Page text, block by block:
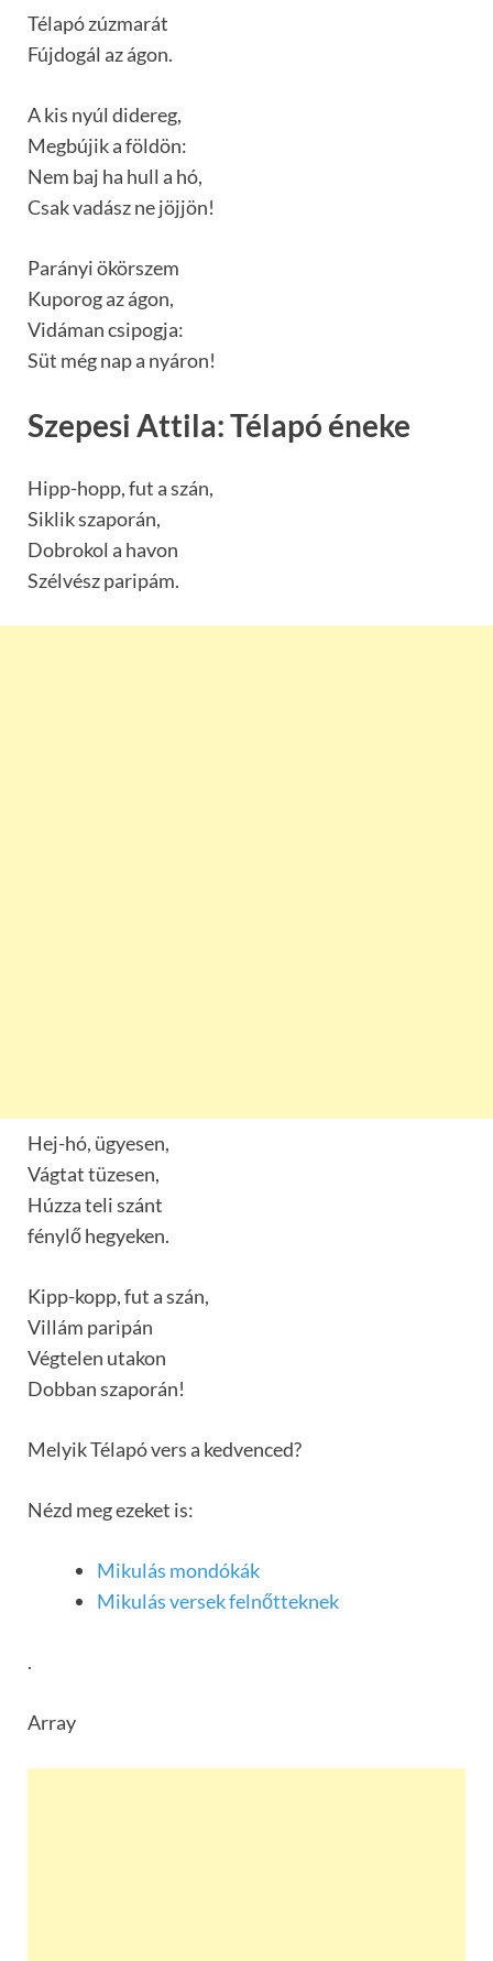
Télapó zúzmarát
Fújdogál az ágon.
A kis nyúl didereg,
Megbújik a földön:
Nem baj ha hull a hó,
Csak vadász ne jöjjön!
Parányi ökörszem
Kuporog az ágon,
Vidáman csipogja:
Süt még nap a nyáron!
Szepesi Attila: Télapó éneke
Hipp-hopp, fut a szán,
Siklik szaporán,
Dobrokol a havon
Szélvész paripám.
Hej-hó, ügyesen,
Vágtat tüzesen,
Húzza teli szánt
fénylő hegyeken.
Kipp-kopp, fut a szán,
Villám paripán
Végtelen utakon
Dobban szaporán!
Melyik Télapó vers a kedvenced?
Nézd meg ezeket is:
Mikulás mondókák
Mikulás versek felnőtteknek
.
Array